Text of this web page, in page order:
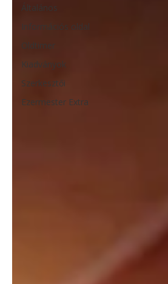
Általános
Információs oldal
Oldtimer
Kiadványok
Szerkesztői
Ezermester Extra